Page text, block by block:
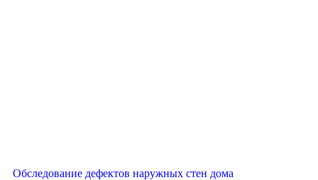
Обследование дефектов наружных стен дома